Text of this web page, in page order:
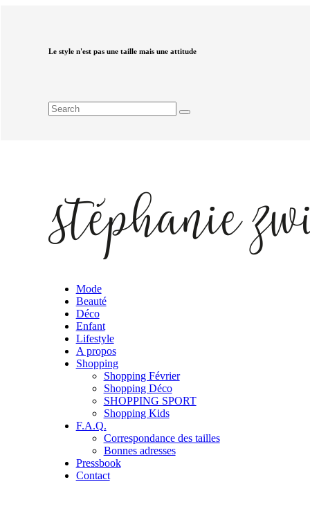
Le style n'est pas une taille mais une attitude
Mode
Beauté
Déco
Enfant
Lifestyle
A propos
Shopping
Shopping Février
Shopping Déco
SHOPPING SPORT
Shopping Kids
F.A.Q.
Correspondance des tailles
Bonnes adresses
Pressbook
Contact